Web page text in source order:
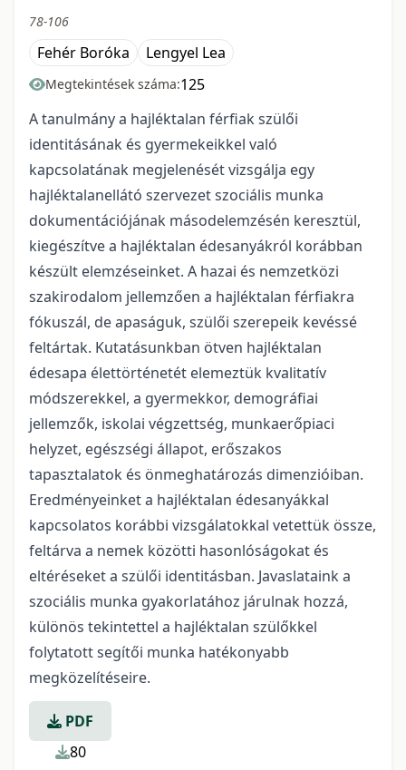
78-106
Fehér Boróka Lengyel Lea
Megtekintések száma:125
A tanulmány a hajléktalan férfiak szülői
identitásának és gyermekeikkel való
kapcsolatának megjelenését vizsgálja egy
hajléktalanellátó szervezet szociális munka
dokumentációjának másodelemzésén keresztül,
kiegészítve a hajléktalan édesanyákról korábban
készült elemzéseinket. A hazai és nemzetközi
szakirodalom jellemzően a hajléktalan férfiakra
fókuszál, de apaságuk, szülői szerepeik kevéssé
feltártak. Kutatásunkban ötven hajléktalan
édesapa élettörténetét elemeztük kvalitatív
módszerekkel, a gyermekkor, demográfiai
jellemzők, iskolai végzettség, munka­erőpiaci
helyzet, egészségi állapot, erőszakos
tapasztalatok és önmeghatározás dimenziói­ban.
Eredményeinket a hajléktalan édesanyákkal
kapcsolatos korábbi vizsgálatokkal vetettük össze,
feltárva a nemek közötti hasonlóságokat és
eltéréseket a szülői identitásban. Javaslataink a
szociális munka gyakorlatához járulnak hozzá,
különös tekintettel a hajléktalan szülőkkel
folytatott segítői munka hatékonyabb
megközelítéseire.
PDF
80